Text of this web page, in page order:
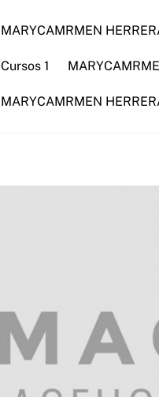
MARYCAMRMEN
Cursos 1
MARYCAMRMEN